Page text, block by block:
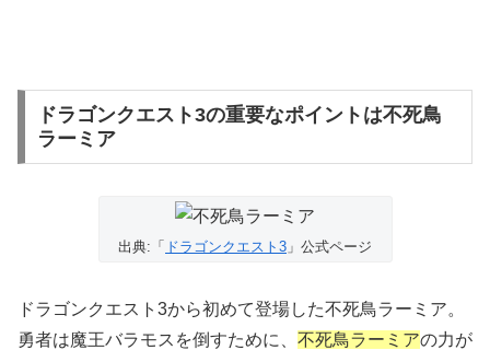
ドラゴンクエスト3の重要なポイントは不死鳥
ラーミア
出典:「 ドラゴンクエスト3 」公式ページ
ドラゴンクエスト3から初めて登場した不死鳥ラーミア。
勇者は魔王バラモスを倒すために、 不死鳥ラーミアの力が